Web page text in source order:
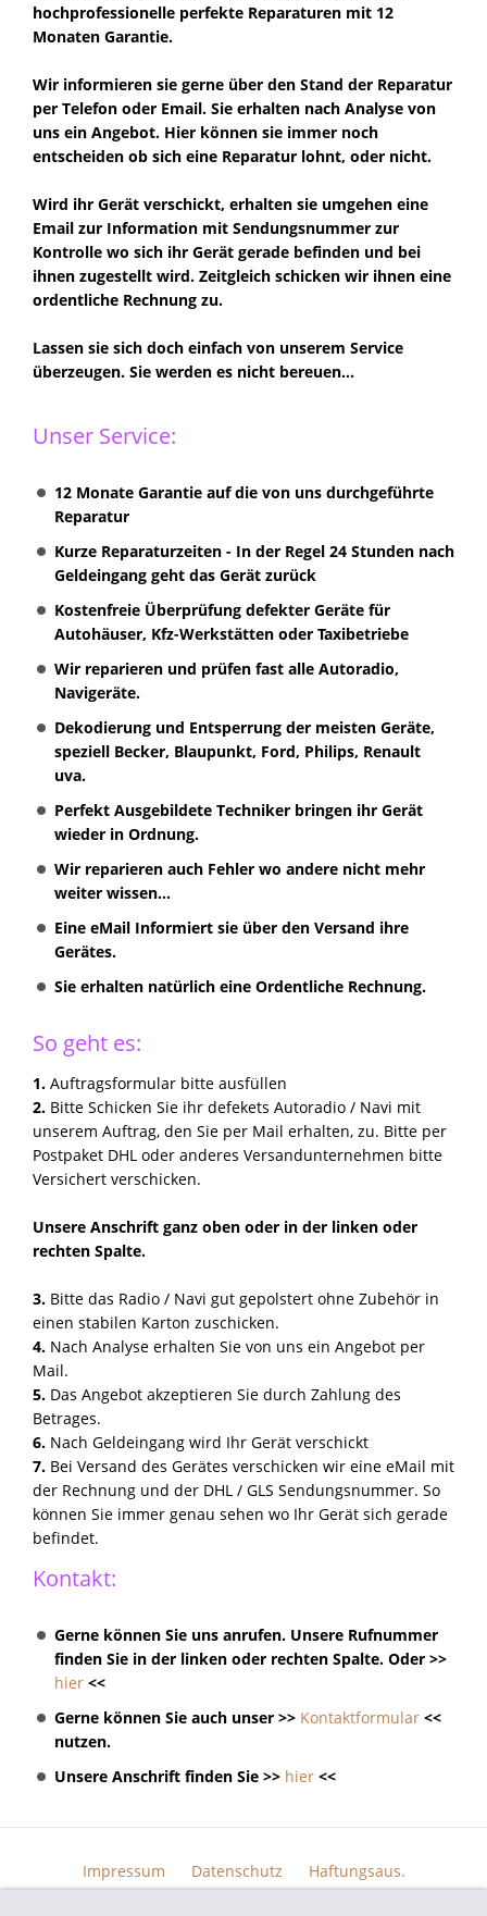
hochprofessionelle perfekte Reparaturen mit 12
Monaten Garantie.
Wir informieren sie gerne über den Stand der Reparatur
per Telefon oder Email. Sie erhalten nach Analyse von
uns ein Angebot. Hier können sie immer noch
entscheiden ob sich eine Reparatur lohnt, oder nicht.
Wird ihr Gerät verschickt, erhalten sie umgehen eine
Email zur Information mit Sendungsnummer zur
Kontrolle wo sich ihr Gerät gerade befinden und bei
ihnen zugestellt wird. Zeitgleich schicken wir ihnen eine
ordentliche Rechnung zu.
Lassen sie sich doch einfach von unserem Service
überzeugen. Sie werden es nicht bereuen...
Unser Service:
12 Monate Garantie auf die von uns durchgeführte
Reparatur
Kurze Reparaturzeiten - In der Regel 24 Stunden nach
Geldeingang geht das Gerät zurück
Kostenfreie Überprüfung defekter Geräte für
Autohäuser, Kfz-Werkstätten oder Taxibetriebe
Wir reparieren und prüfen fast alle Autoradio,
Navigeräte.
Dekodierung und Entsperrung der meisten Geräte,
speziell Becker, Blaupunkt, Ford, Philips, Renault
uva.
Perfekt Ausgebildete Techniker bringen ihr Gerät
wieder in Ordnung.
Wir reparieren auch Fehler wo andere nicht mehr
weiter wissen...
Eine eMail Informiert sie über den Versand ihre
Gerätes.
Sie erhalten natürlich eine Ordentliche Rechnung.
So geht es:
1. Auftragsformular bitte ausfüllen
2. Bitte Schicken Sie ihr defekets Autoradio / Navi mit
unserem Auftrag, den Sie per Mail erhalten, zu. Bitte per
Postpaket DHL oder anderes Versandunternehmen bitte
Versichert verschicken.
Unsere Anschrift ganz oben oder in der linken oder
rechten Spalte.
3. Bitte das Radio / Navi gut gepolstert ohne Zubehör in
einen stabilen Karton zuschicken.
4. Nach Analyse erhalten Sie von uns ein Angebot per
Mail.
5. Das Angebot akzeptieren Sie durch Zahlung des
Betrages.
6. Nach Geldeingang wird Ihr Gerät verschickt
7. Bei Versand des Gerätes verschicken wir eine eMail mit
der Rechnung und der DHL / GLS Sendungsnummer. So
können Sie immer genau sehen wo Ihr Gerät sich gerade
befindet.
Kontakt:
Gerne können Sie uns anrufen. Unsere Rufnummer
finden Sie in der linken oder rechten Spalte. Oder >>
hier <<
Gerne können Sie auch unser >> Kontaktformular <<
nutzen.
Unsere Anschrift finden Sie >> hier <<
Impressum Datenschutz
Haftungsaus.